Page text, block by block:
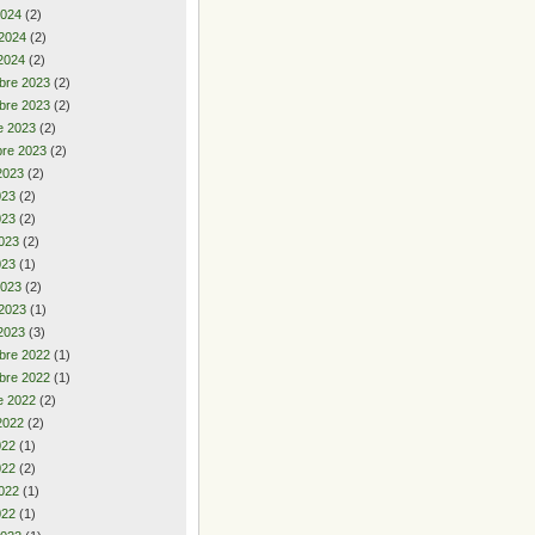
(2)
(2)
(2)
2023 (2)
2023 (2)
2023 (2)
2023 (2)
(2)
(2)
(2)
(2)
(1)
(2)
(1)
(3)
2022 (1)
2022 (1)
2022 (2)
(2)
(1)
(2)
(1)
(1)